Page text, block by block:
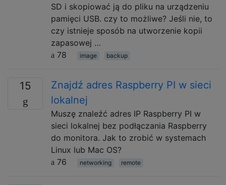
SD i skopiować ją do pliku na urządzeniu
pamięci USB. czy to możliwe? Jeśli nie, to
czy istnieje sposób na utworzenie kopii
zapasowej …
78
image backup
15
Znajdź adres Raspberry PI w sieci
lokalnej
Muszę znaleźć adres IP Raspberry PI w
sieci lokalnej bez podłączania Raspberry
do monitora. Jak to zrobić w systemach
Linux lub Mac OS?
76
networking remote